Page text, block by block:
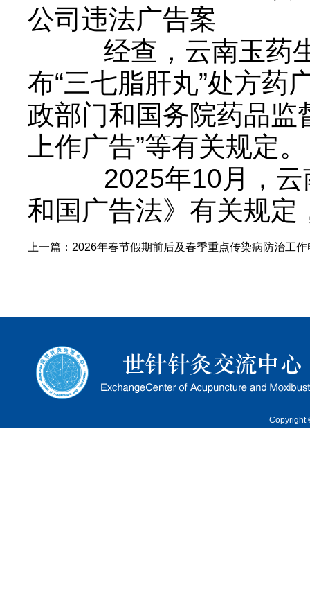
公司违法广告案
经查，云南玉药生
布“三七脂肝丸”处方药
政部门和国务院药品监
上作广告”等有关规定。
2025年10月，云
和国广告法》有关规定
上一篇： 2026年春节假期前后及春季重点传染病防治工
Copyright